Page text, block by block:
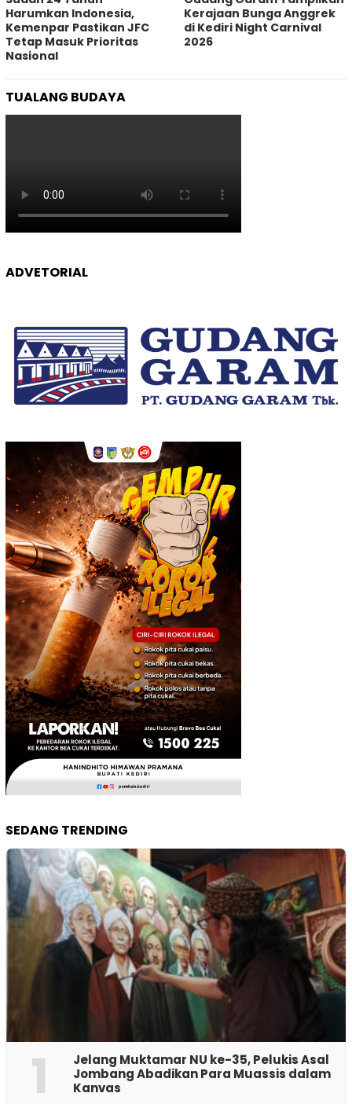
Harumkan Indonesia,
Kemenpar Pastikan JFC
Tetap Masuk Prioritas
Nasional
Kerajaan Bunga Anggrek
di Kediri Night Carnival
2026
TUALANG BUDAYA
ADVETORIAL
SEDANG TRENDING
1
Jelang Muktamar NU ke-35, Pelukis Asal
Jombang Abadikan Para Muassis dalam
Kanvas